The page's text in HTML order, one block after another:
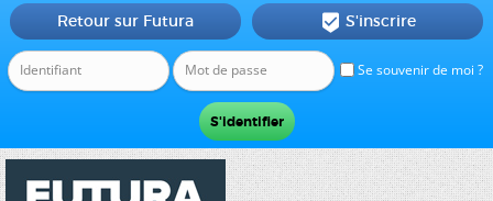
Se souvenir de moi ?
Retour sur Futura  S'inscrire